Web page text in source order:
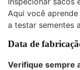
Aqui você
a testar sementes
Data de
Verifique sempre